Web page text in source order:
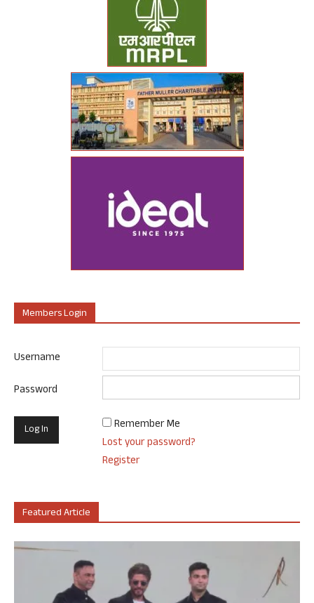
Members Login
Username
Password
Remember Me
Lost your password?
Register
Featured Article